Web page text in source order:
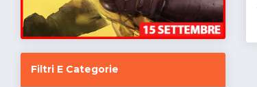
Filtri E Categorie